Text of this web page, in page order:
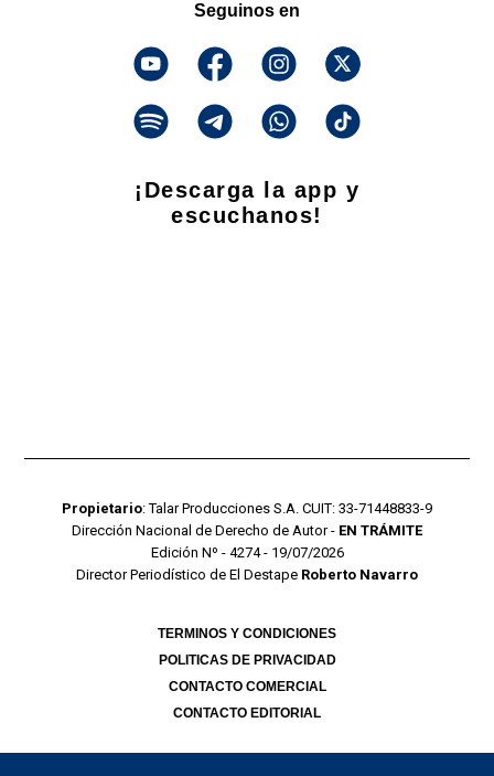
Seguinos en
¡Descarga la app y
escuchanos!
Propietario: Talar Producciones S.A. CUIT: 33-71448833-9
Dirección Nacional de Derecho de Autor - EN TRÁMITE
Edición Nº - 4274 - 19/07/2026
Director Periodístico de El Destape Roberto Navarro
TERMINOS Y CONDICIONES
POLITICAS DE PRIVACIDAD
CONTACTO COMERCIAL
CONTACTO EDITORIAL